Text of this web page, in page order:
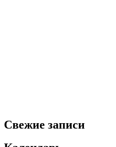
Свежие записи